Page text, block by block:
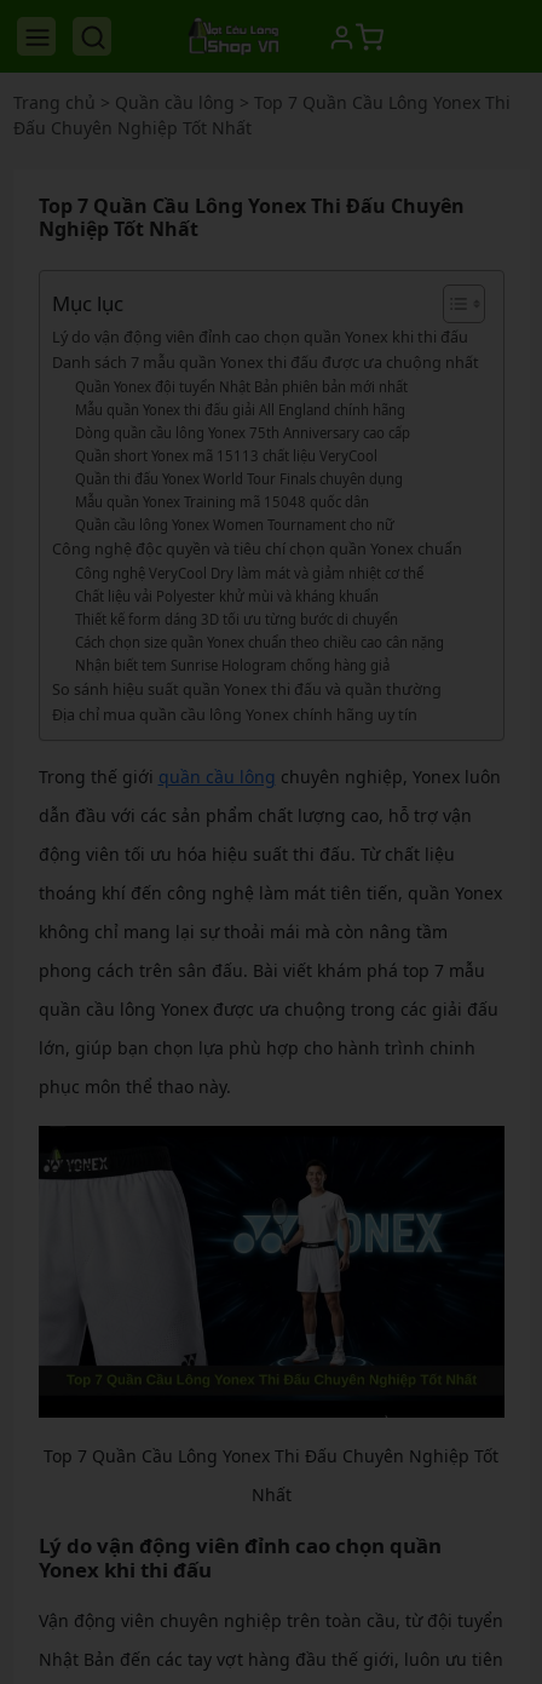
Trang chủ > Quần cầu lông > Top 7 Quần Cầu Lông Yonex Thi
Đấu Chuyên Nghiệp Tốt Nhất
Top 7 Quần Cầu Lông Yonex Thi Đấu Chuyên
Nghiệp Tốt Nhất
Mục lục
Lý do vận động viên đỉnh cao chọn quần Yonex khi thi đấu
Danh sách 7 mẫu quần Yonex thi đấu được ưa chuộng nhất
Quần Yonex đội tuyển Nhật Bản phiên bản mới nhất
Mẫu quần Yonex thi đấu giải All England chính hãng
Dòng quần cầu lông Yonex 75th Anniversary cao cấp
Quần short Yonex mã 15113 chất liệu VeryCool
Quần thi đấu Yonex World Tour Finals chuyên dụng
Mẫu quần Yonex Training mã 15048 quốc dân
Quần cầu lông Yonex Women Tournament cho nữ
Công nghệ độc quyền và tiêu chí chọn quần Yonex chuẩn
Công nghệ VeryCool Dry làm mát và giảm nhiệt cơ thể
Chất liệu vải Polyester khử mùi và kháng khuẩn
Thiết kế form dáng 3D tối ưu từng bước di chuyển
Cách chọn size quần Yonex chuẩn theo chiều cao cân nặng
Nhận biết tem Sunrise Hologram chống hàng giả
So sánh hiệu suất quần Yonex thi đấu và quần thường
Địa chỉ mua quần cầu lông Yonex chính hãng uy tín
Trong thế giới quần cầu lông chuyên nghiệp, Yonex luôn
dẫn đầu với các sản phẩm chất lượng cao, hỗ trợ vận
động viên tối ưu hóa hiệu suất thi đấu. Từ chất liệu
thoáng khí đến công nghệ làm mát tiên tiến, quần Yonex
không chỉ mang lại sự thoải mái mà còn nâng tầm
phong cách trên sân đấu. Bài viết khám phá top 7 mẫu
quần cầu lông Yonex được ưa chuộng trong các giải đấu
lớn, giúp bạn chọn lựa phù hợp cho hành trình chinh
phục môn thể thao này.
Top 7 Quần Cầu Lông Yonex Thi Đấu Chuyên Nghiệp Tốt
Nhất
Lý do vận động viên đỉnh cao chọn quần
Yonex khi thi đấu
Vận động viên chuyên nghiệp trên toàn cầu, từ đội tuyển
Nhật Bản đến các tay vợt hàng đầu thế giới, luôn ưu tiên